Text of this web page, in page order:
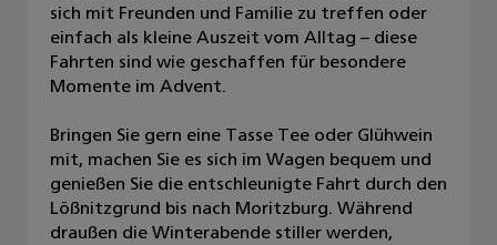
sich mit Freunden und Familie zu treffen oder
einfach als kleine Auszeit vom Alltag – diese
Fahrten sind wie geschaffen für besondere
Momente im Advent.
Bringen Sie gern eine Tasse Tee oder Glühwein
mit, machen Sie es sich im Wagen bequem und
genießen Sie die entschleunigte Fahrt durch den
Lößnitzgrund bis nach Moritzburg. Während
draußen die Winterabende stiller werden,